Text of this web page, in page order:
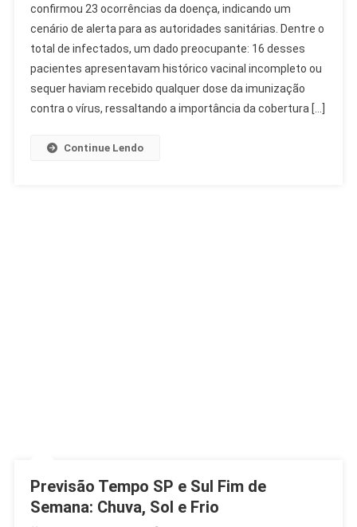
São
Paulo:
23
Casos
Confirmados
confirmou 23 ocorrências da doença, indicando um
cenário de alerta para as autoridades sanitárias. Dentre o
total de infectados, um dado preocupante: 16 desses
pacientes apresentavam histórico vacinal incompleto ou
sequer haviam recebido qualquer dose da imunização
contra o vírus, ressaltando a importância da cobertura […]
Continue Lendo
Previsão Tempo SP e Sul Fim de
Semana: Chuva, Sol e Frio